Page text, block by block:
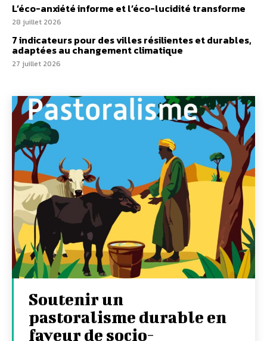
L’éco-anxiété informe et l’éco-lucidité transforme
28 juillet 2026
7 indicateurs pour des villes résilientes et durables,
adaptées au changement climatique
27 juillet 2026
Soutenir un
pastoralisme durable en
faveur de socio-